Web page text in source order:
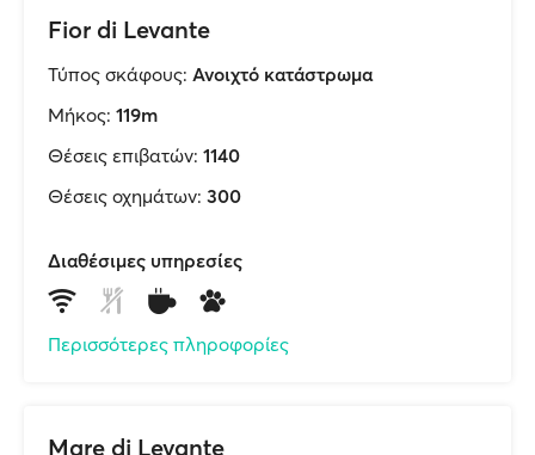
Fior di Levante
Τύπος σκάφους: Ανοιχτό κατάστρωμα
Μήκος: 119m
Θέσεις επιβατών: 1140
Θέσεις οχημάτων: 300
Διαθέσιμες υπηρεσίες
Περισσότερες πληροφορίες
Mare di Levante